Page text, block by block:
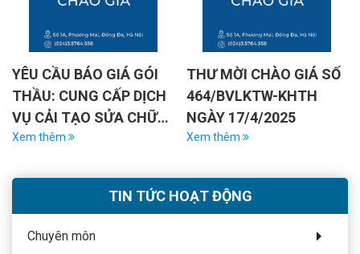
YÊU CẦU BÁO GIÁ GÓI
THẦU: CUNG CẤP DỊCH
VỤ CẢI TẠO SỬA CHỮA
NHÀ CHỨA RÁC THẢI
Xem thêm
THƯ MỜI CHÀO GIÁ SỐ
464/BVLKTW-KHTH
NGÀY 17/4/2025
Xem thêm
TIN TỨC HOẠT ĐỘNG
Chuyên môn